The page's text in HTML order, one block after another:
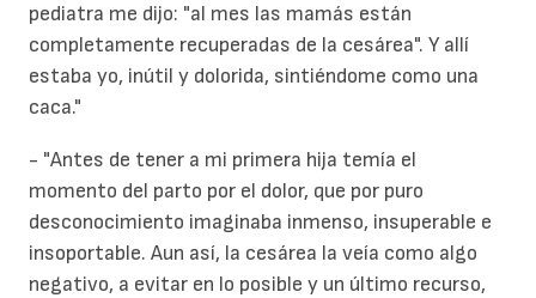
pediatra me dijo: "al mes las mamás están
completamente recuperadas de la cesárea". Y allí
estaba yo, inútil y dolorida, sintiéndome como una
caca."
- "Antes de tener a mi primera hija temía el
momento del parto por el dolor, que por puro
desconocimiento imaginaba inmenso, insuperable e
insoportable. Aun así, la cesárea la veía como algo
negativo, a evitar en lo posible y un último recurso,